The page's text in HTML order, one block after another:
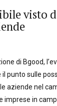
visto
di Bgood,
punto sulle
aziende nel
imprese in